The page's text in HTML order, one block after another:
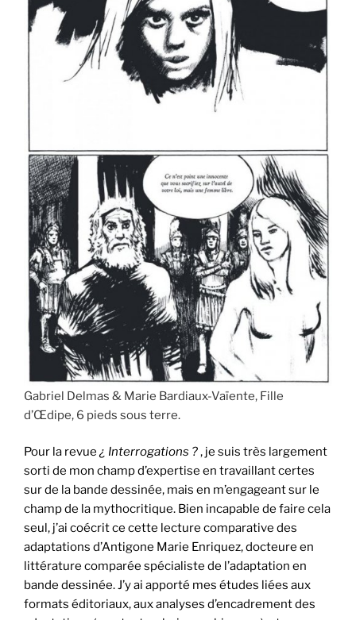
Gabriel Delmas & Marie Bardiaux-Vaïente, Fille
d’Œdipe, 6 pieds sous terre.
Pour la revue ¿ Interrogations ?, je suis très largement
sorti de mon champ d’expertise en travaillant certes
sur de la bande dessinée, mais en m’engageant sur le
champ de la mythocritique. Bien incapable de faire cela
seul, j’ai coécrit ce cette lecture comparative des
adaptations d’Antigone Marie Enriquez, docteure en
littérature comparée spécialiste de l’adaptation en
bande dessinée. J’y ai apporté mes études liées aux
formats éditoriaux, aux analyses d’encadrement des